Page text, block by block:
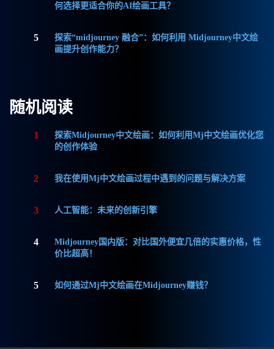
何选择更适合你的AI绘画工具？
5
探索“midjourney 融合”：如何利用 Midjourney中文绘
画提升创作能力？
随机阅读
1
探索Midjourney中文绘画：如何利用Mj中文绘画优化您
的创作体验
2 我在使用Mj中文绘画过程中遇到的问题与解决方案
3 人工智能：未来的创新引擎
4
Midjourney国内版：对比国外便宜几倍的实惠价格，性
价比超高！
5 如何通过Mj中文绘画在Midjourney赚钱？